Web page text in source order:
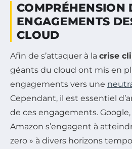
COMPRÉHENSION
ENGAGEMENTS
CLOUD
Afin de s’attaquer à la crise
géants du cloud ont mis en
engagements vers une
Cependant, il est essentiel
de ces engagements.
Amazon s’engagent à
zero » à divers horizons